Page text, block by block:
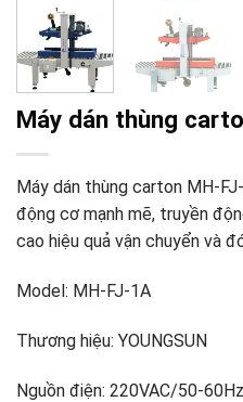
Máy dán thùng
Máy dán thùng carton MH-
động cơ mạnh mẽ, truyền
cao hiệu quả vận chuyển và
Model: MH-FJ-1A
Thương hiệu: YOUNGSUN
Nguồn điện: 220VAC/50-60Hz